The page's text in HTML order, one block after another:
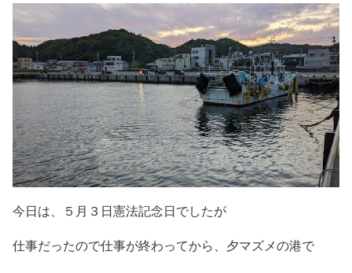
今日は、５月３日憲法記念日でしたが
仕事だったので仕事が終わってから、夕マズメの港で